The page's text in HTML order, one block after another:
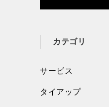
カテゴリ
サービス
タイアップ